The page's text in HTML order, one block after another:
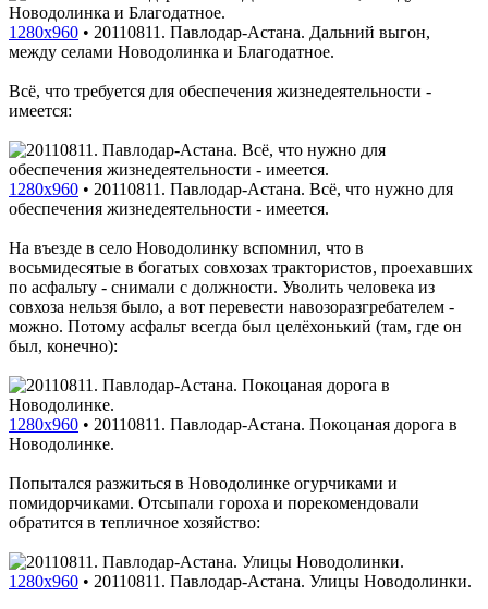
1280x960 • 20110811. Павлодар-Астана. Дальний выгон,
между селами Новодолинка и Благодатное.
Всё, что требуется для обеспечения жизнедеятельности -
имеется:
1280x960 • 20110811. Павлодар-Астана. Всё, что нужно для
обеспечения жизнедеятельности - имеется.
На въезде в село Новодолинку вспомнил, что в
восьмидесятые в богатых совхозах трактористов, проехавших
по асфальту - снимали с должности. Уволить человека из
совхоза нельзя было, а вот перевести навозоразгребателем -
можно. Потому асфальт всегда был целёхонький (там, где он
был, конечно):
1280x960 • 20110811. Павлодар-Астана. Покоцаная дорога в
Новодолинке.
Попытался разжиться в Новодолинке огурчиками и
помидорчиками. Отсыпали гороха и порекомендовали
обратится в тепличное хозяйство:
1280x960 • 20110811. Павлодар-Астана. Улицы Новодолинки.